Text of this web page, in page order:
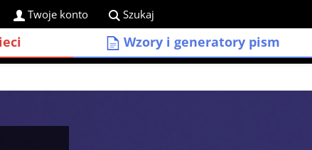
Twoje konto Szukaj
Wzory i generatory pism